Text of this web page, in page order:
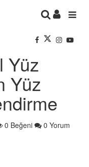
Yüz
Yüz
0 Beğeni 0 Yorum